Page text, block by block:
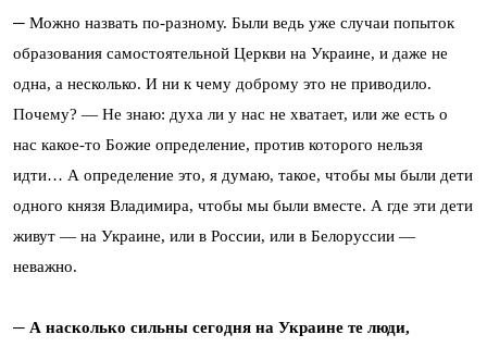
─ Можно назвать по-разному. Были ведь уже случаи попыток
образования самостоятельной Церкви на Украине, и даже не
одна, а несколько. И ни к чему доброму это не приводило.
Почему? ― Не знаю: духа ли у нас не хватает, или же есть о
нас какое-то Божие определение, против которого нельзя
идти… А определение это, я думаю, такое, чтобы мы были дети
одного князя Владимира, чтобы мы были вместе. А где эти дети
живут ― на Украине, или в России, или в Белоруссии ―
неважно.
─ А насколько сильны сегодня на Украине те люди,